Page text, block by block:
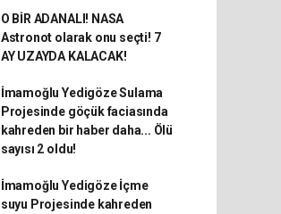
O BİR ADANALI! NASA
Astronot olarak onu seçti! 7
AY UZAYDA KALACAK!
İmamoğlu Yedigöze Sulama
Projesinde göçük faciasında
kahreden bir haber daha... Ölü
sayısı 2 oldu!
İmamoğlu Yedigöze İçme
suyu Projesinde kahreden